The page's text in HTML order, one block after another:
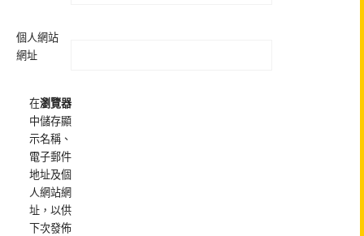
個人網站
網址
在瀏覽器
中儲存顯
示名稱、
電子郵件
地址及個
人網站網
址，以供
下次發佈